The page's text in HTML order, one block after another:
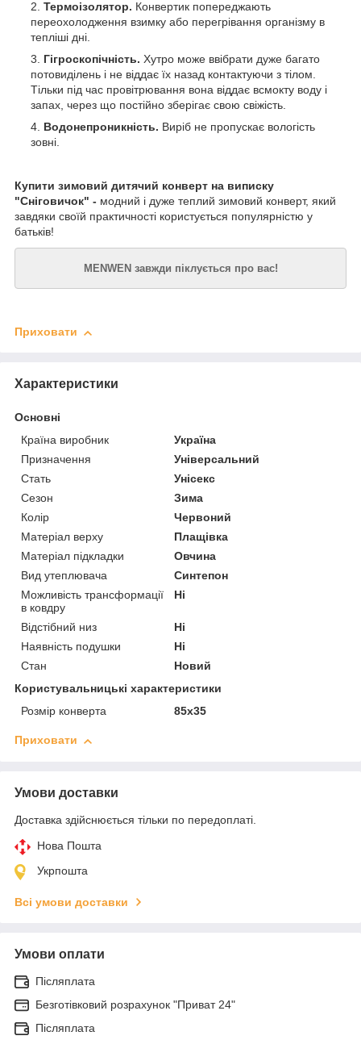
Термоізолятор. Конвертик попереджають
переохолодження взимку або перегрівання організму в
тепліші дні.
Гігроскопічність. Хутро може ввібрати дуже багато
потовиділень і не віддає їх назад контактуючи з тілом.
Тільки під час провітрювання вона віддає всмокту воду і
запах, через що постійно зберігає свою свіжість.
Водонепроникність. Виріб не пропускає вологість
зовні.
Купити зимовий дитячий конверт на виписку
"Сніговичок" - модний і дуже теплий зимовий конверт, який
завдяки своїй практичності користується популярністю у
батьків!
MENWEN завжди піклується про вас!
Приховати
Характеристики
Основні
Країна виробник
Україна
Призначення
Універсальний
Стать
Унісекс
Сезон
Зима
Колір
Червоний
Матеріал верху
Плащівка
Матеріал підкладки
Овчина
Вид утеплювача
Синтепон
Можливість трансформації
в ковдру
Ні
Відстібний низ
Ні
Наявність подушки
Ні
Стан
Новий
Користувальницькі характеристики
Розмір конверта
85х35
Приховати
Умови доставки
Доставка здійснюється тільки по передоплаті.
Нова Пошта
Укрпошта
Всі умови доставки
Умови оплати
Післяплата
Безготівковий розрахунок "Приват 24"
Післяплата